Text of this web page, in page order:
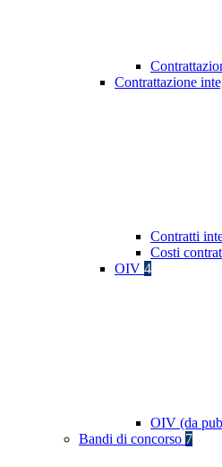
Contrattazione
Contratti
Costi
OIV 4
OIV (da
Bandi di concorso 7